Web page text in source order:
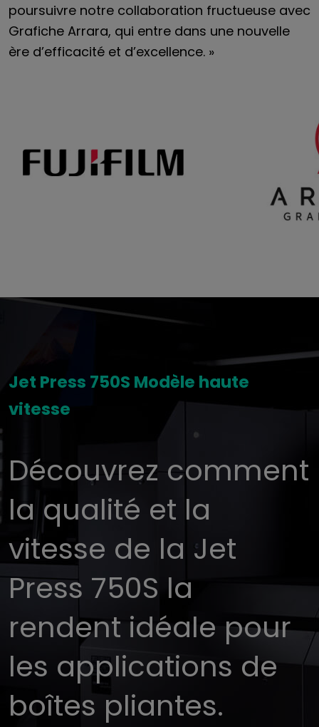
poursuivre notre collaboration fructueuse avec
Grafiche Arrara, qui entre dans une nouvelle
ère d’efficacité et d’excellence. »
Jet Press 750S Modèle haute
vitesse
Découvrez comment
la qualité et la
vitesse de la Jet
Press 750S la
rendent idéale pour
les applications de
boîtes pliantes.